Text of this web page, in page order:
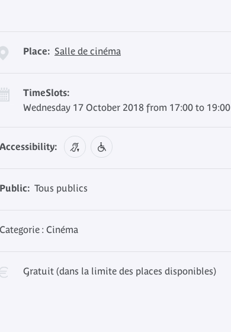
Place: Salle de cinéma
TimeSlots:
Wednesday 17 October 2018 from 17:00 to 19:00
Accessibility:
Public: Tous publics
Categorie : Cinéma
Gratuit (dans la limite des places disponibles)